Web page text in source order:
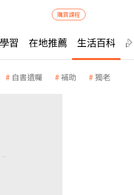
購買課程
習 在地推薦 生活百科
自書遺囑 補助 獨老